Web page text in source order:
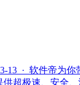
13 · 软件帝为
供超极速、安全